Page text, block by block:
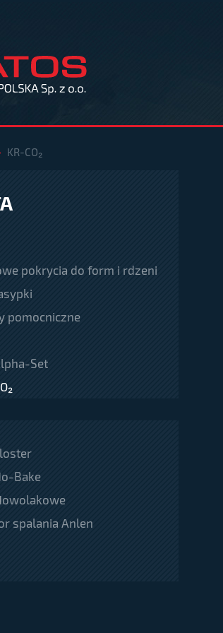
KR-CO₂
pokrycia do form i rdzeni
pomocniczne
Set
Bake
spalania Anlen